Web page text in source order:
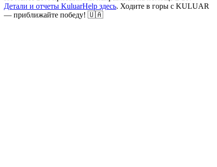
Детали и отчеты KuluarHelp здесь. Ходите в горы с KULUAR
— приближайте победу! 🇺🇦